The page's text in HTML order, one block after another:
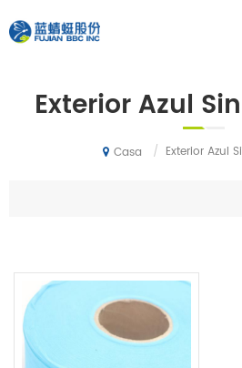
Exterior Azul
Casa / Exterior Azul